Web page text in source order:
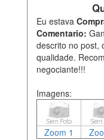
Eu estava
Comentario:
descrito no post,
qualidade.
negociante!!!
Imagens:
Zoom 1